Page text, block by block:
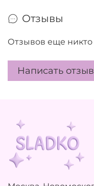
Отзывы
Отзывов еще никто
Написать отзыв